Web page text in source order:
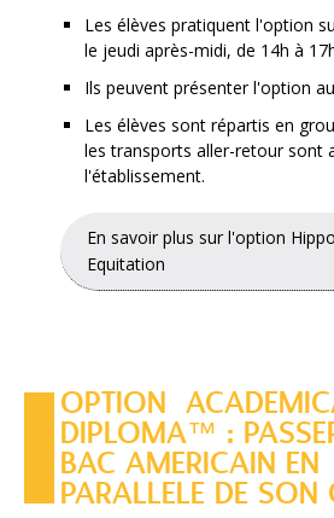
Les élèves pratiquent l'option
le jeudi après-midi, de 14h à
Ils peuvent présenter l'option
Les élèves sont répartis en
les transports aller-retour sont
l'établissement.
En savoir plus sur l'option
Equitation
OPTION
DIPLOMA™ :
BAC AMERICAIN EN
PARALLELE DE SON